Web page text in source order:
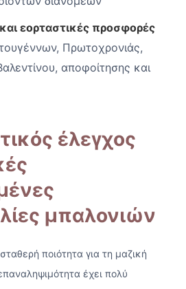
εορταστικές προσφορές
Πρωτοχρονιάς,
αποφοίτησης και
έλεγχος
μπαλονιών
ποιότητα για τη μαζική
έχει πολύ